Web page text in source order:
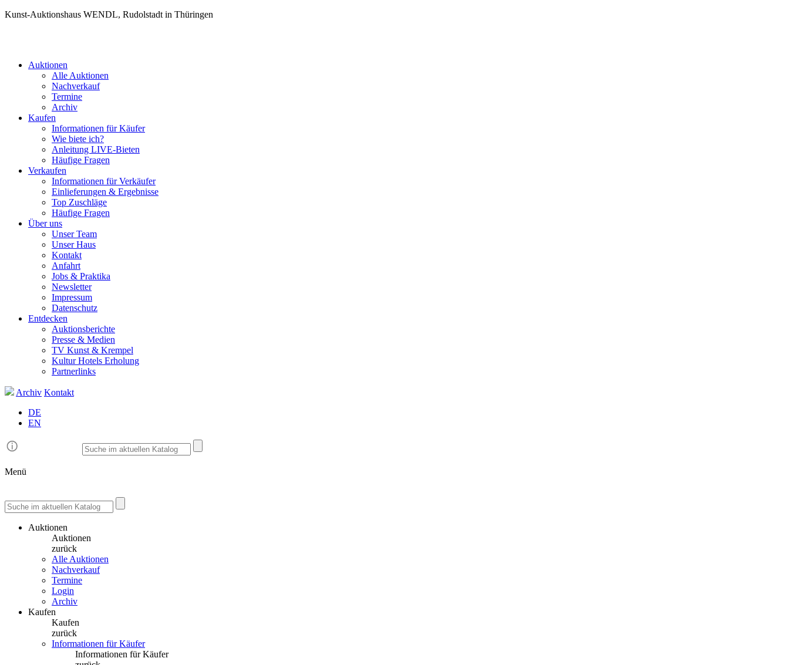
Kunst-Auktionshaus WENDL, Rudolstadt in Thüringen
Auktionen
Alle Auktionen
Nachverkauf
Termine
Archiv
Kaufen
Informationen für Käufer
Wie biete ich?
Anleitung LIVE-Bieten
Häufige Fragen
Verkaufen
Informationen für Verkäufer
Einlieferungen & Ergebnisse
Top Zuschläge
Häufige Fragen
Über uns
Unser Team
Unser Haus
Kontakt
Anfahrt
Jobs & Praktika
Newsletter
Impressum
Datenschutz
Entdecken
Auktionsberichte
Presse & Medien
TV Kunst & Krempel
Kultur Hotels Erholung
Partnerlinks
Archiv Kontakt
DE
EN
Menü
Auktionen
Auktionen
zurück
Alle Auktionen
Nachverkauf
Termine
Login
Archiv
Kaufen
Kaufen
zurück
Informationen für Käufer
Informationen für Käufer